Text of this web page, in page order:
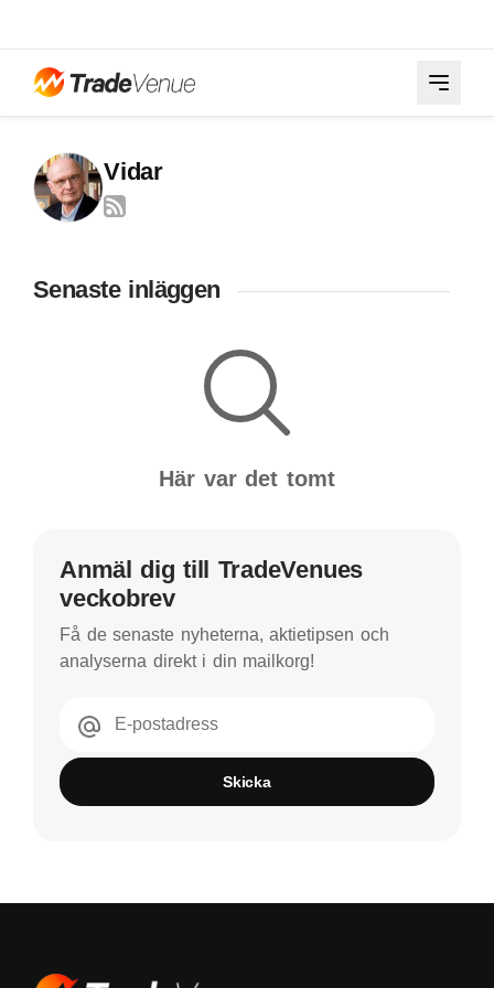
Vidar
Senaste inläggen
Här var det tomt
Anmäl dig till TradeVenues
veckobrev
Få de senaste nyheterna, aktietipsen och
analyserna direkt i din mailkorg!
E-postadress
Skicka